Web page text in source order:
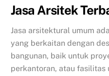
Jasa Arsitek
Jasa arsitektural umum
yang berkaitan dengan
bangunan, baik untuk
perkantoran, atau fasilitas